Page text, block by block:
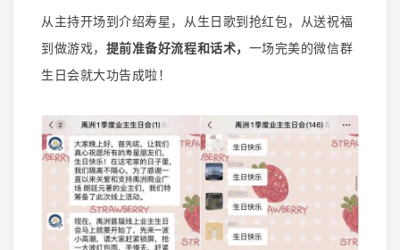
从主持开场到介绍寿星，从生日歌到抢红包，从送祝福
到做游戏， 提前准备好流程和话术， 一场完美的微信群
生日会就大功告成啦！